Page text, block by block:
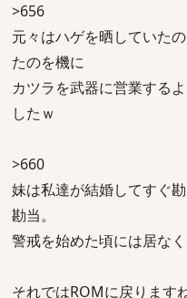
>656
元々はハゲを晒していた
たのを機に
カツラを武器に営業する
したｗ
>660
妹は私達が結婚してすぐ
勘当。
警戒を始めた頃には居なく
それではROMに戻ります